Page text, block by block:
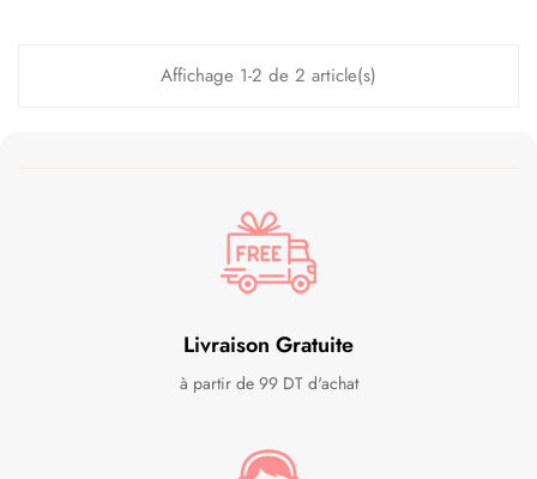
Affichage 1-2 de 2 article(s)
Livraison Gratuite
à partir de 99 DT d'achat